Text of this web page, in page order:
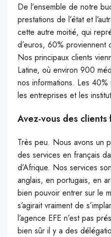
De l’ensemble de notre
prestations de l’état et
cette autre moitié, qui
d’euros, 60% proviennent
Nos principaux clients
Latine, où environ 900
nos informations. Les
les entreprises et les
Avez-vous des clients
Très peu. Nous avons un
des services en français
d’Afrique. Nos services
anglais, en portugais, en
bien pouvoir entrer sur le
s’agirait vraiment de
l’agence EFE n’est pas
bien sûr il y a des